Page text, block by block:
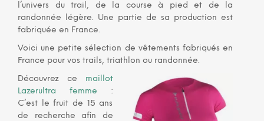
l’univers du trail, de la course à pied et de la
randonnée légère. Une partie de sa production est
fabriquée en France.
Voici une petite sélection de vêtements fabriqués en
France pour vos trails, triathlon ou randonnée.
Découvrez ce maillot
Lazerultra femme :
C’est le fruit de 15 ans
de recherche afin de